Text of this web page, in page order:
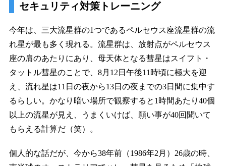
セキュリティ対策トレーニング
今年は、三大流星群の1つであるペルセウス座流星群の流
れ星が最も多く現れる。流星群は、放射点がペルセウス
座の肩のあたりにあり、母天体となる彗星はスイフト・
タットル彗星のことで、8月12日午後11時頃に極大を迎
え、流れ星は11日の夜から13日の夜までの3日間に集中す
るらしい。かなり暗い場所で観察すると1時間あたり40個
以上の流星が見え、うまくいけば、願い事が40回聞いて
もらえる計算だ（笑）。
個人的な話だが、今から38年前（1986年2月）26歳の時、